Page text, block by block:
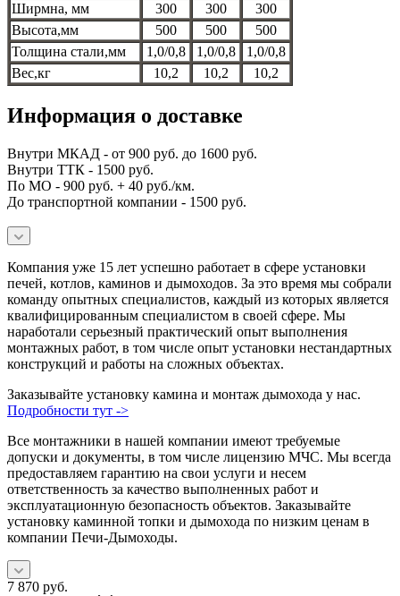
Ширмна, мм
300 300
300
Высота,мм
500 500
500
Толщина стали,мм
1,0/0,8 1,0/0,8
1,0/0,8
Вес,кг
10,2 10,2 10,2
Информация о доставке
Внутри МКАД - от 900 руб. до 1600 руб.
Внутри ТТК - 1500 руб.
По МО - 900 руб. + 40 руб./км.
До транспортной компании - 1500 руб.
Компания уже 15 лет успешно работает в сфере установки
печей, котлов, каминов и дымоходов. За это время мы собрали
команду опытных специалистов, каждый из которых является
квалифицированным специалистом в своей сфере. Мы
наработали серьезный практический опыт выполнения
монтажных работ, в том числе опыт установки нестандартных
конструкций и работы на сложных объектах.
Заказывайте установку камина и монтаж дымохода у нас.
Подробности тут ->
Все монтажники в нашей компании имеют требуемые
допуски и документы, в том числе лицензию МЧС. Мы всегда
предоставляем гарантию на свои услуги и несем
ответственность за качество выполненных работ и
эксплуатационную безопасность объектов. Заказывайте
установку каминной топки и дымохода по низким ценам в
компании Печи-Дымоходы.
7 870 руб.